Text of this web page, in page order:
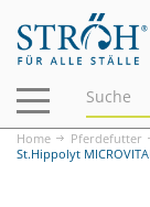
Navigation
ein-/
Home Pferdefutter
St.Hippolyt